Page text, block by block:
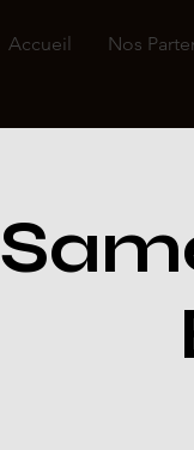
Accueil Nos